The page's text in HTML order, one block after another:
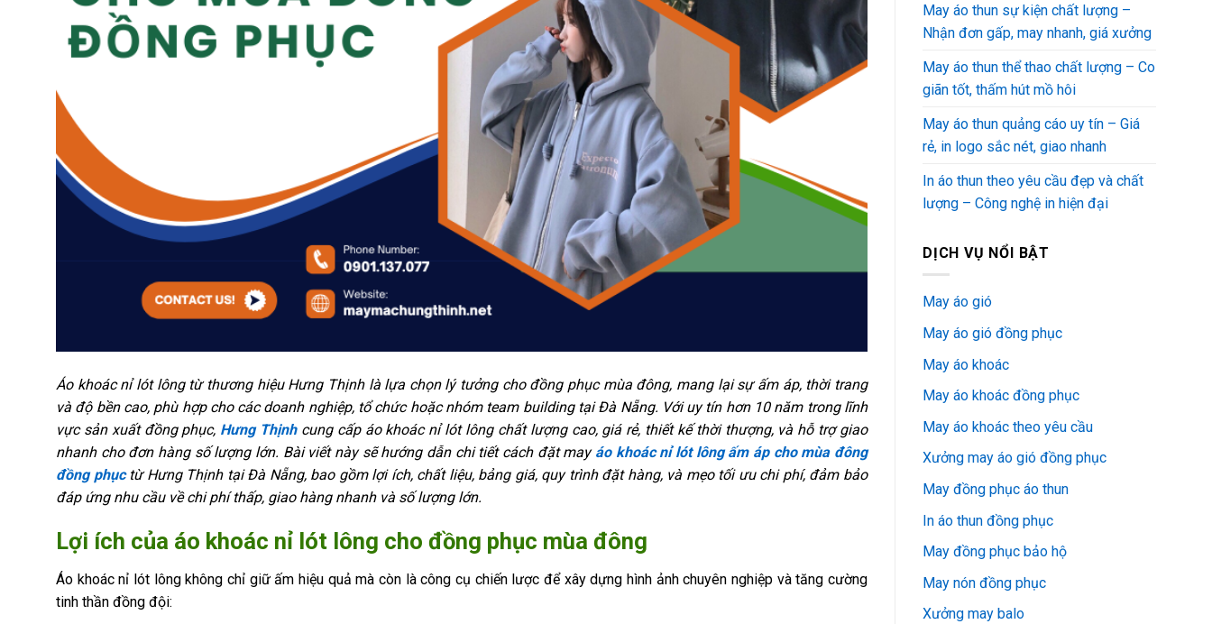
Áo khoác nỉ lót lông từ thương hiệu Hưng Thịnh là lựa chọn lý tưởng cho đồng phục mùa đông, mang lại sự ấm áp, thời trang
và độ bền cao, phù hợp cho các doanh nghiệp, tổ chức hoặc nhóm team building tại Đà Nẵng. Với uy tín hơn 10 năm trong lĩnh
vực sản xuất đồng phục, Hưng Thịnh cung cấp áo khoác nỉ lót lông chất lượng cao, giá rẻ, thiết kế thời thượng, và hỗ trợ giao
nhanh cho đơn hàng số lượng lớn. Bài viết này sẽ hướng dẫn chi tiết cách đặt may áo khoác nỉ lót lông ấm áp cho mùa đông
đồng phụctừ Hưng Thịnh tại Đà Nẵng, bao gồm lợi ích, chất liệu, bảng giá, quy trình đặt hàng, và mẹo tối ưu chi phí, đảm bảo
đáp ứng nhu cầu về chi phí thấp, giao hàng nhanh và số lượng lớn.
Lợi ích của áo khoác nỉ lót lông cho đồng phục mùa đông
Áo khoác nỉ lót lông không chỉ giữ ấm hiệu quả mà còn là công cụ chiến lược để xây dựng hình ảnh chuyên nghiệp và tăng cường
tinh thần đồng đội:
May áo thun sự kiện chất lượng –
Nhận đơn gấp, may nhanh, giá xưởng
May áo thun thể thao chất lượng – Co
giãn tốt, thấm hút mồ hôi
May áo thun quảng cáo uy tín – Giá
rẻ, in logo sắc nét, giao nhanh
In áo thun theo yêu cầu đẹp và chất
lượng – Công nghệ in hiện đại
DỊCH VỤ NỔI BẬT
May áo gió
May áo gió đồng phục
May áo khoác
May áo khoác đồng phục
May áo khoác theo yêu cầu
Xưởng may áo gió đồng phục
May đồng phục áo thun
In áo thun đồng phục
May đồng phục bảo hộ
May nón đồng phục
Xưởng may balo